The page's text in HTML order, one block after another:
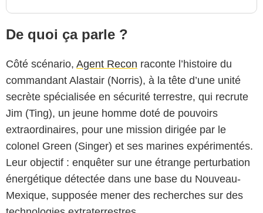
De quoi ça parle ?
Côté scénario, Agent Recon raconte l’histoire du
commandant Alastair (Norris), à la tête d’une unité
secrète spécialisée en sécurité terrestre, qui recrute
Jim (Ting), un jeune homme doté de pouvoirs
extraordinaires, pour une mission dirigée par le
colonel Green (Singer) et ses marines expérimentés.
Leur objectif : enquêter sur une étrange perturbation
énergétique détectée dans une base du Nouveau-
Mexique, supposée mener des recherches sur des